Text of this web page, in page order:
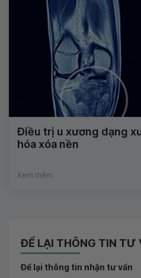
Điều trị u xương dạng
hóa xóa nền
Xem thêm
ĐỂ LẠI THÔNG TIN TƯ
Để lại thông tin nhận tư vấn